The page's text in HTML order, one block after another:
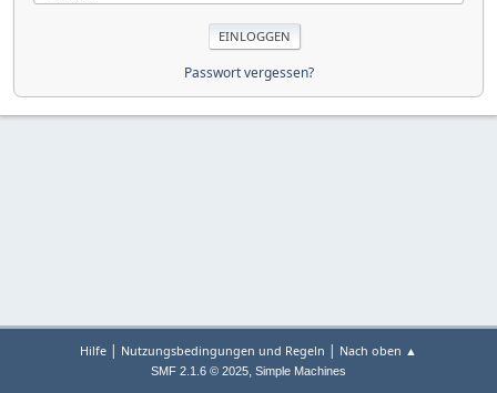
Passwort vergessen?
Hilfe | Nutzungsbedingungen und Regeln | Nach oben ▲
SMF 2.1.6 © 2025, Simple Machines